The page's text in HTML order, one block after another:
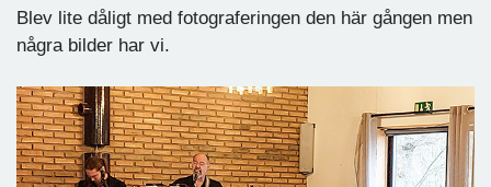
Blev lite dåligt med fotograferingen den här gången men
några bilder har vi.